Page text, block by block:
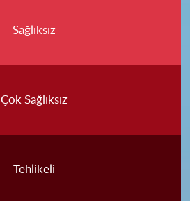
Sağlıksız
Çok Sağlıksız
Tehlikeli